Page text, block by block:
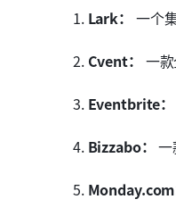
1. Lark： 一个
2. Cvent： 一
3. Eventbrite：
4. Bizzabo： 一
5. Monday.com